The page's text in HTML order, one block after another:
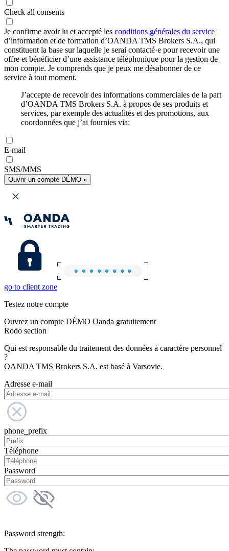
Check all consents
Je confirme avoir lu et accepté les conditions générales du service
d’information et de formation d’OANDA TMS Brokers S.A., qui
constituent la base sur laquelle je serai contacté·e pour recevoir une
offre et bénéficier d’une assistance téléphonique pour la gestion de
mon compte. Je comprends que je peux me désabonner de ce
service à tout moment.
J’accepte de recevoir des informations commerciales de la part
d’OANDA TMS Brokers S.A. à propos de ses produits et
services, par exemple des actualités et des promotions, aux
coordonnées que j’ai fournies via:
E-mail
SMS/MMS
Ouvrir un compte DÉMO »
go to client zone
Testez notre compte
Ouvrez un compte DÉMO Oanda gratuitement
Rodo section
Qui est responsable du traitement des données à caractère personnel
?
OANDA TMS Brokers S.A. est basé à Varsovie.
Adresse e-mail
phone_prefix
Téléphone
Password
Password strength: